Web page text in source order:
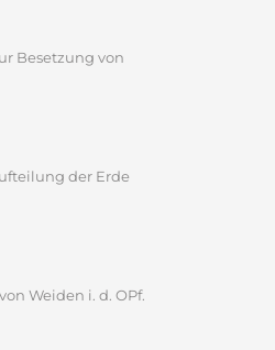
Besetzung von
der Erde
Weiden i. d. OPf.